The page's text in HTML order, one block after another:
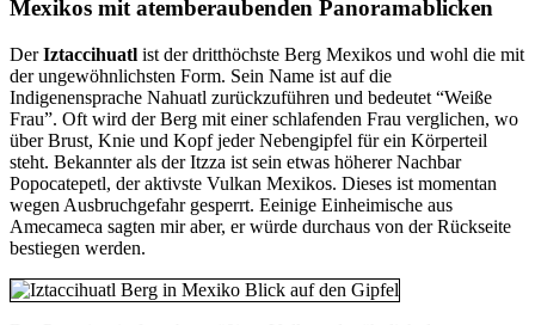
Mexikos mit atemberaubenden Panoramablicken
DerIztaccihuatl ist der dritthöchste Berg Mexikos und wohl die mit
der ungewöhnlichsten Form. Sein Name ist auf die
Indigenensprache Nahuatl zurückzuführen und bedeutet “Weiße
Frau”. Oft wird der Berg mit einer schlafenden Frau verglichen, wo
über Brust, Knie und Kopf jeder Nebengipfel für ein Körperteil
steht. Bekannter als der Itzza ist sein etwas höherer Nachbar
Popocatepetl, der aktivste Vulkan Mexikos. Dieses ist momentan
wegen Ausbruchgefahr gesperrt. Eeinige Einheimische aus
Amecameca sagten mir aber, er würde durchaus von der Rückseite
bestiegen werden.